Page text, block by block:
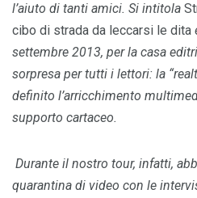
l’aiuto di tanti amici. Si intitola
cibo di strada da leccarsi le dita
settembre 2013, per la casa
sorpresa per tutti i lettori: la
definito l’arricchimento
supporto cartaceo.
Durante il nostro tour, infatti,
quarantina di video con le